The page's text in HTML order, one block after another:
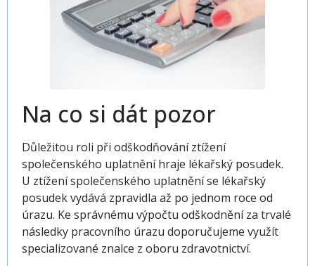
Na co si dát pozor
Důležitou roli při odškodňování ztížení
společenského uplatnění hraje lékařský posudek.
U ztížení společenského uplatnění se lékařský
posudek vydává zpravidla až po jednom roce od
úrazu. Ke správnému výpočtu odškodnění za trvalé
následky pracovního úrazu doporučujeme využít
specializované znalce z oboru zdravotnictví.